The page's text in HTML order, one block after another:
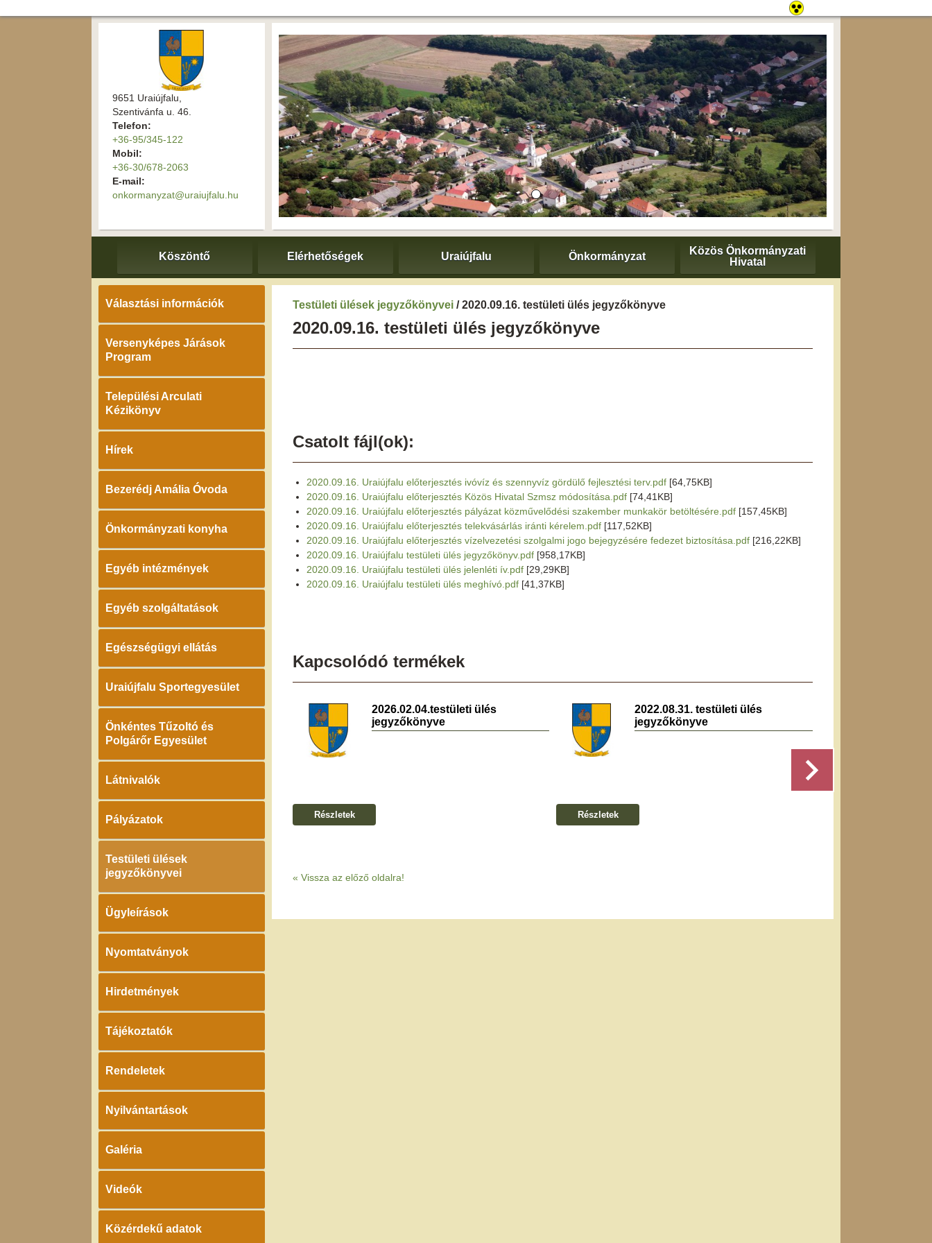
9651 Uraiújfalu,
Szentivánfa u. 46.
Telefon:
+36-95/345-122
Mobil:
+36-30/678-2063
E-mail:
onkormanyzat@uraiujfalu.hu
Köszöntő Elérhetőségek Uraiújfalu Önkormányzat
Közös Önkormányzati
Hivatal
Választási információk
Versenyképes Járások
Program
Települési Arculati
Kézikönyv
Hírek
Bezerédj Amália Óvoda
Önkormányzati konyha
Egyéb intézmények
Egyéb szolgáltatások
Egészségügyi ellátás
Uraiújfalu Sportegyesület
Önkéntes Tűzoltó és
Polgárőr Egyesület
Látnivalók
Pályázatok
Testületi ülések
jegyzőkönyvei
Ügyleírások
Nyomtatványok
Hirdetmények
Tájékoztatók
Rendeletek
Nyilvántartások
Galéria
Videók
Közérdekű adatok
Testületi ülések jegyzőkönyvei / 2020.09.16. testületi ülés jegyzőkönyve
2020.09.16. testületi ülés jegyzőkönyve
Csatolt fájl(ok):
2020.09.16. Uraiújfalu előterjesztés ivóvíz és szennyvíz gördülő fejlesztési terv.pdf [64,75KB]
2020.09.16. Uraiújfalu előterjesztés Közös Hivatal Szmsz módosítása.pdf [74,41KB]
2020.09.16. Uraiújfalu előterjesztés pályázat közművelődési szakember munkakör betöltésére.pdf [157,45KB]
2020.09.16. Uraiújfalu előterjesztés telekvásárlás iránti kérelem.pdf [117,52KB]
2020.09.16. Uraiújfalu előterjesztés vízelvezetési szolgalmi jogo bejegyzésére fedezet biztosítása.pdf [216,22KB]
2020.09.16. Uraiújfalu testületi ülés jegyzőkönyv.pdf [958,17KB]
2020.09.16. Uraiújfalu testületi ülés jelenléti ív.pdf [29,29KB]
2020.09.16. Uraiújfalu testületi ülés meghívó.pdf [41,37KB]
Kapcsolódó termékek
2026.02.04.testületi ülés
jegyzőkönyve
Részletek
2022.08.31. testületi ülés
jegyzőkönyve
Részletek
« Vissza az előző oldalra!